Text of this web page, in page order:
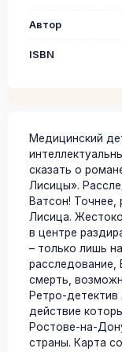
Автор
ISBN
Медицинский
сказать о
Лисицы».
Ватсон! Точнее,
Лисица.
в центре
– только лишь
расследование,
смерть,
Ретро-
действие
Ростове-на-
страны. Карта